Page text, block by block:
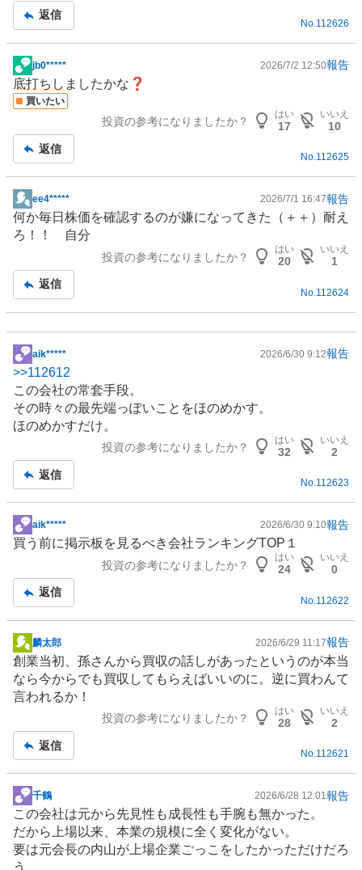
返信
No. 112626
掲
示
板
jb0***** 2026/7/2 12:50報告
底打ちしましたかな❓
買いたい
投資の参考になりましたか？
はい
17
いいえ
10
返信
No.112625
掲
示
板
ee4***** 2026/7/1 16:47報告
何か毎日株価を確認するのが嫌になってきた（＋＋）耐え
ろ！！ 自分
投資の参考になりましたか？
はい
20
いいえ
1
返信
No. 112624
掲
示
板
記
事
aik***** 2026/6/30 9:12報告
>>112612
この会社の常套手段。
その時々の最先端っぽいことをほのめかす。
ほのめかすだけ。
投資の参考になりましたか？
はい
32
いいえ
2
返信
No.112623
掲
示
事
aik***** 2026/6/30 9:10報告
買う前に掲示板を見るべき会社ランキングTOP１
投資の参考になりましたか？
はい
24
いいえ
0
返信
No. 112622
掲
示
板
記
麟太郎 2026/6/29 11:17報告
創業当初、孫さんから買収の話しがあったというのが本当
なら今からでも買収してもらえばいいのに。逆に買わんて
言われるか！
投資の参考になりましたか？
はい
28
いいえ
2
返信
No.112621
掲
示
板
記
千鶴 2026/6/28 12:01報告
この会社は元から先見性も成長性も手腕も無かった。
だから上場以来、本業の規模に全く変化がない。
要は元会長の内山が上場企業ごっこをしたかっただけだろ